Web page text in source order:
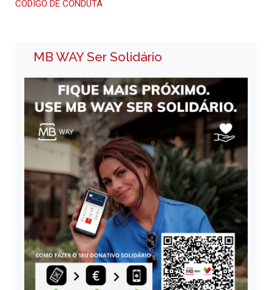
CÓDIGO DE CONDUTA
MB WAY Ser Solidário